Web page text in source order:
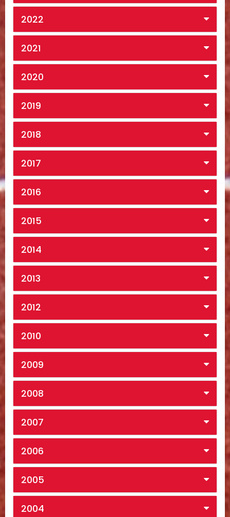
2022
2021
2020
2019
2018
2017
2016
2015
2014
2013
2012
2010
2009
2008
2007
2006
2005
2004